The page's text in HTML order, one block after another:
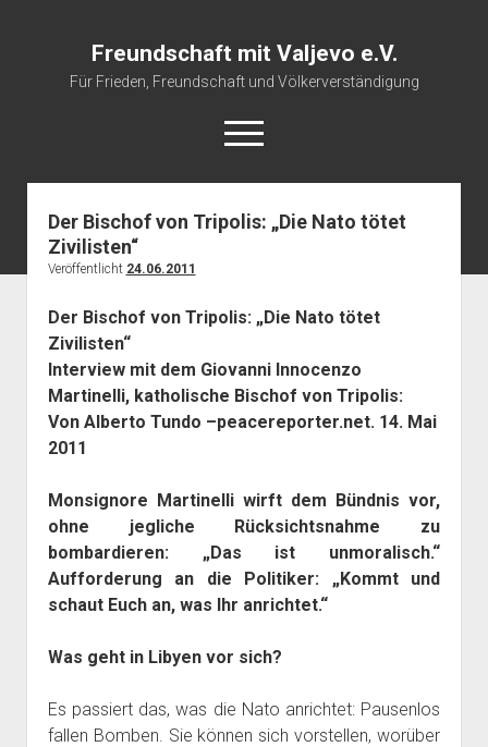
Freundschaft mit Valjevo e.V.
Für Frieden, Freundschaft und Völkerverständigung
open
menu
Startseite
Impressum
Der Bischof von Tripolis: „Die Nato tötet
Zivilisten“
Veröffentlicht 24.06.2011
Der Bischof von Tripolis: „Die Nato tötet
Zivilisten“
Interview mit dem Giovanni Innocenzo
Martinelli, katholische Bischof von Tripolis:
Von Alberto Tundo –peacereporter.net. 14. Mai
2011
Monsignore Martinelli wirft dem Bündnis vor,
ohne jegliche Rücksichtsnahme zu
bombardieren: „Das ist unmoralisch.“
Aufforderung an die Politiker: „Kommt und
schaut Euch an, was Ihr anrichtet.“
Was geht in Libyen vor sich?
Es passiert das, was die Nato anrichtet: Pausenlos
fallen Bomben. Sie können sich vorstellen, worüber